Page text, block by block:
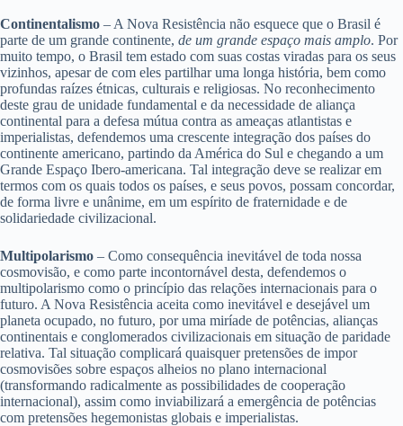
Continentalismo – A Nova Resistência não esquece que o Brasil é
parte de um grande continente, de um grande espaço mais amplo. Por
muito tempo, o Brasil tem estado com suas costas viradas para os seus
vizinhos, apesar de com eles partilhar uma longa história, bem como
profundas raízes étnicas, culturais e religiosas. No reconhecimento
deste grau de unidade fundamental e da necessidade de aliança
continental para a defesa mútua contra as ameaças atlantistas e
imperialistas, defendemos uma crescente integração dos países do
continente americano, partindo da América do Sul e chegando a um
Grande Espaço Ibero-americana. Tal integração deve se realizar em
termos com os quais todos os países, e seus povos, possam concordar,
de forma livre e unânime, em um espírito de fraternidade e de
solidariedade civilizacional.
Multipolarismo – Como consequência inevitável de toda nossa
cosmovisão, e como parte incontornável desta, defendemos o
multipolarismo como o princípio das relações internacionais para o
futuro. A Nova Resistência aceita como inevitável e desejável um
planeta ocupado, no futuro, por uma miríade de potências, alianças
continentais e conglomerados civilizacionais em situação de paridade
relativa. Tal situação complicará quaisquer pretensões de impor
cosmovisões sobre espaços alheios no plano internacional
(transformando radicalmente as possibilidades de cooperação
internacional), assim como inviabilizará a emergência de potências
com pretensões hegemonistas globais e imperialistas.